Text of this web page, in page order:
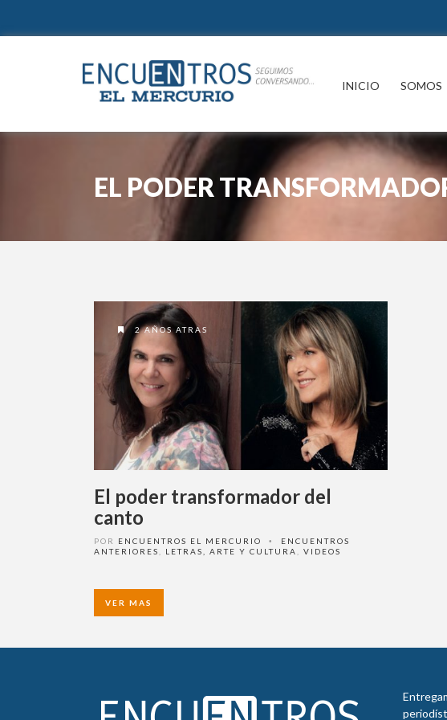
INICIO SOMOS
EL PODER
2 AÑOS ATRAS
El poder transformador del
canto
POR ENCUENTROS EL MERCURIO •
ENCUENTROS
ANTERIORES
LETRAS, ARTE Y CULTURA VIDEOS
VER MAS